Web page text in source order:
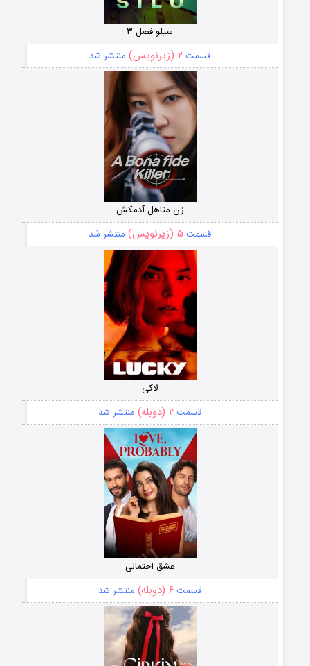
سیلو فصل ۳
قسمت ۲ (زیرنویس) منتشر شد
زن متاهل آدمکش
قسمت ۵ (زیرنویس) منتشر شد
لاکی
قسمت ۲ (دوبله) منتشر شد
عشق احتمالی
قسمت ۶ (دوبله) منتشر شد